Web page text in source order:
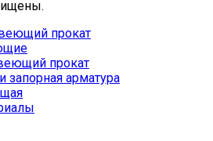
прокат
прокат
запорная арматура